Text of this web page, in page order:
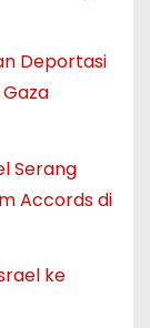
Deportasi
Serang
Accords di
ke